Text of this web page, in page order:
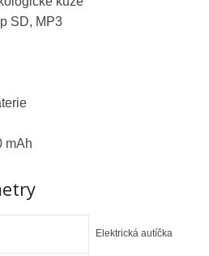
SD, MP3
mAh
Elektrická autíčka